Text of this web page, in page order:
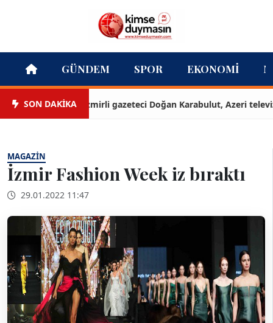
GÜNDEM SPOR EKONOMI
SON DAKİKAİzmirli gazeteci Doğan Karabulut, Azeri
MAGAZIN
İzmir Fashion Week iz bıraktı
29.01.2022 11:47